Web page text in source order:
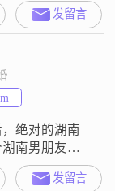
发留言
绝对的湖南
南男朋友没
我的另一半是
陪我玩，配我
发留言